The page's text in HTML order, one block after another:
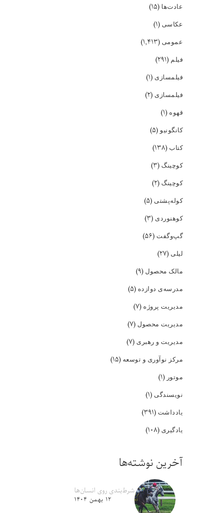
عادت‌ها (۱۵)
عکاسی (۱)
عمومی (۱,۴۱۳)
فیلم (۲۹۱)
فیلمسازی (۱)
فیلمسازی (۲)
قهوه (۱)
کانگونیو(۵)
کتاب (۱۳۸)
کوچینگ (۳)
کوچینگ (۲)
کوله‌پشتی (۵)
کوهنوردی (۳)
گپ‌و‌گفت (۵۶)
لیلی (۲۷)
مالک محصول (۹)
مدرسه‌ی دوازده (۵)
مدیریت پروژه (۷)
مدیریت محصول (۷)
مدیریت و رهبری (۷)
مرکز نوآوری و توسعه (۱۵)
موتور (۱)
نویسندگی (۱)
یادداشت (۳۹۱)
یادگیری (۱۰۸)
آخرین نوشته‌ها
شرط‌بندی روی انسان‌ها
۱۲ بهمن ۱۴۰۴